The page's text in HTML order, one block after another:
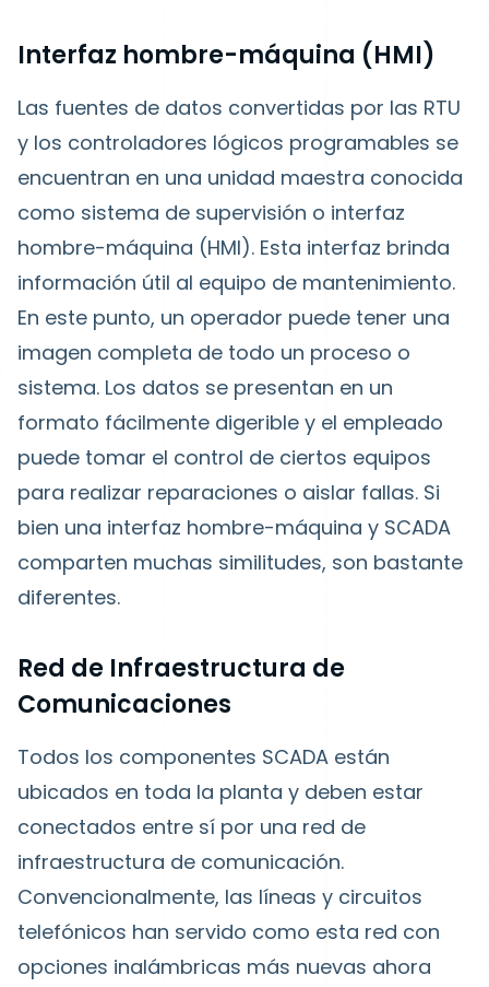
Interfaz hombre-máquina (HMI)
Las fuentes de datos convertidas por las RTU
y los controladores lógicos programables se
encuentran en una unidad maestra conocida
como sistema de supervisión o interfaz
hombre-máquina (HMI). Esta interfaz brinda
información útil al equipo de mantenimiento.
En este punto, un operador puede tener una
imagen completa de todo un proceso o
sistema. Los datos se presentan en un
formato fácilmente digerible y el empleado
puede tomar el control de ciertos equipos
para realizar reparaciones o aislar fallas. Si
bien una interfaz hombre-máquina y SCADA
comparten muchas similitudes, son bastante
diferentes.
Red de Infraestructura de
Comunicaciones
Todos los componentes SCADA están
ubicados en toda la planta y deben estar
conectados entre sí por una red de
infraestructura de comunicación.
Convencionalmente, las líneas y circuitos
telefónicos han servido como esta red con
opciones inalámbricas más nuevas ahora